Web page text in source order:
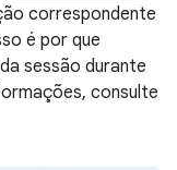
correspondente
é por que
sessão durante
consulte